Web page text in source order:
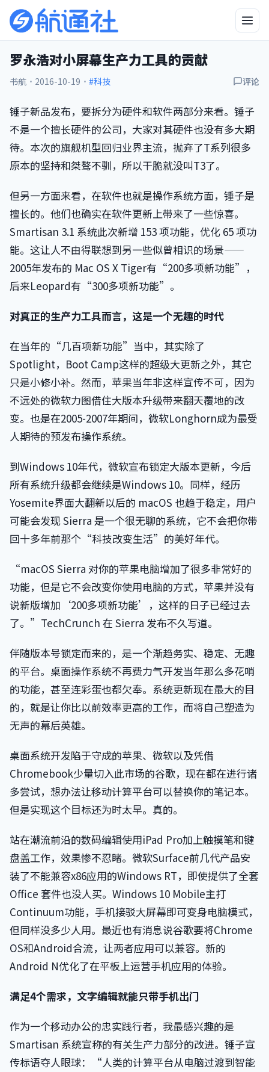
罗永浩对小屏幕生产力工具的贡献
书航 · 2016-10-19 · #科技 评论
锤子新品发布，要拆分为硬件和软件两部分来看。锤子
不是一个擅长硬件的公司，大家对其硬件也没有多大期
待。本次的旗舰机型回归业界主流，抛弃了T系列很多
原本的坚持和桀骜不驯，所以干脆就没叫T3了。
但另一方面来看，在软件也就是操作系统方面，锤子是
擅长的。他们也确实在软件更新上带来了一些惊喜。
Smartisan 3.1 系统此次新增 153 项功能，优化 65 项功
能。这让人不由得联想到另一些似曾相识的场景——
2005年发布的 Mac OS X Tiger有“200多项新功能”，
后来Leopard有“300多项新功能”。
对真正的生产力工具而言，这是一个无趣的时代
在当年的“几百项新功能”当中，其实除了
Spotlight，Boot Camp这样的超级大更新之外，其它
只是小修小补。然而，苹果当年非这样宣传不可，因为
不远处的微软力图借住大版本升级带来翻天覆地的改
变。也是在2005-2007年期间，微软Longhorn成为最受
人期待的预发布操作系统。
到Windows 10年代，微软宣布锁定大版本更新，今后
所有系统升级都会继续是Windows 10。同样，经历
Yosemite界面大翻新以后的 macOS 也趋于稳定，用户
可能会发现 Sierra 是一个很无聊的系统，它不会把你带
回十多年前那个“科技改变生活”的美好年代。
“macOS Sierra 对你的苹果电脑增加了很多非常好的
功能，但是它不会改变你使用电脑的方式，苹果并没有
说新版增加‘200多项新功能’，这样的日子已经过去
了。”TechCrunch 在 Sierra 发布不久写道。
伴随版本号锁定而来的，是一个渐趋务实、稳定、无趣
的平台。桌面操作系统不再费力气开发当年那么多花哨
的功能，甚至连彩蛋也都欠奉。系统更新现在最大的目
的，就是让你比以前效率更高的工作，而将自己塑造为
无声的幕后英雄。
桌面系统开发陷于守成的苹果、微软以及凭借
Chromebook少量切入此市场的谷歌，现在都在进行诸
多尝试，想办法让移动计算平台可以替换你的笔记本。
但是实现这个目标还为时太早。真的。
站在潮流前沿的数码编辑使用iPad Pro加上触摸笔和键
盘盖工作，效果惨不忍睹。微软Surface前几代产品安
装了不能兼容x86应用的Windows RT，即使提供了全套
Office 套件也没人买。Windows 10 Mobile主打
Continuum功能，手机接驳大屏幕即可变身电脑模式，
但同样没多少人用。最近也有消息说谷歌要将Chrome
OS和Android合流，让两者应用可以兼容。新的
Android N优化了在平板上运营手机应用的体验。
满足4个需求，文字编辑就能只带手机出门
作为一个移动办公的忠实践行者，我最感兴趣的是
Smartisan 系统宣称的有关生产力部分的改进。锤子宣
传标语夺人眼球：“人类的计算平台从电脑过渡到智能